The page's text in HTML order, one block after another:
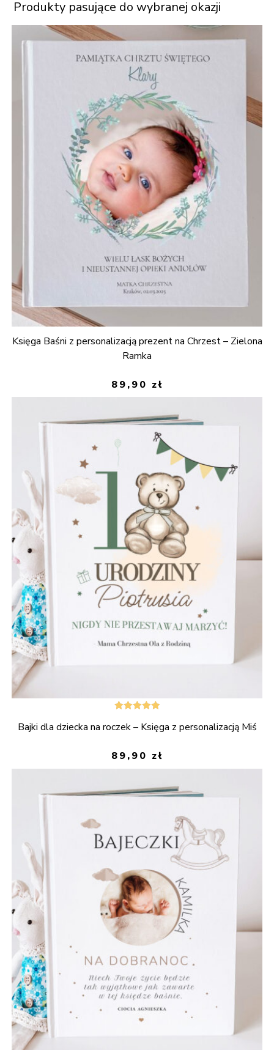
Produkty pasujące do wybranej okazji
Księga Baśni z personalizacją prezent na Chrzest – Zielona
Ramka
89,90 zł
5.00
na 5
Bajki dla dziecka na roczek – Księga z personalizacją Miś
89,90 zł